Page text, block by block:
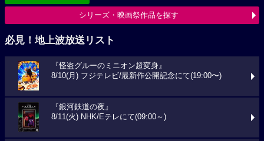
シリーズ・映画祭作品を探す
必見！地上波放送リスト
『怪盗グルーのミニオン超変身』
8/10(月) フジテレビ/最新作公開記念にて(19:00〜)
『銀河鉄道の夜』
8/11(火) NHK/Eテレにて(09:00～)